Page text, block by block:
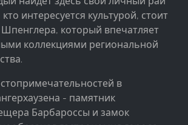
интересуется культурой, стоит
который впечатляет
коллекциями региональной
в
- памятник
Барбароссы и замок
года